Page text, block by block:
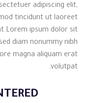
adipiscing elit,
tincidunt ut laoreet
ipsum dolor sit
diam nonummy nibh
magna aliquam erat
volutpat.